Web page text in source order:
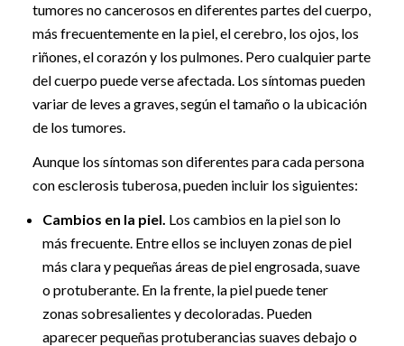
tumores no cancerosos en diferentes partes del cuerpo,
más frecuentemente en la piel, el cerebro, los ojos, los
riñones, el corazón y los pulmones. Pero cualquier parte
del cuerpo puede verse afectada. Los síntomas pueden
variar de leves a graves, según el tamaño o la ubicación
de los tumores.
Aunque los síntomas son diferentes para cada persona
con esclerosis tuberosa, pueden incluir los siguientes:
Cambios en la piel. Los cambios en la piel son lo
más frecuente. Entre ellos se incluyen zonas de piel
más clara y pequeñas áreas de piel engrosada, suave
o protuberante. En la frente, la piel puede tener
zonas sobresalientes y decoloradas. Pueden
aparecer pequeñas protuberancias suaves debajo o